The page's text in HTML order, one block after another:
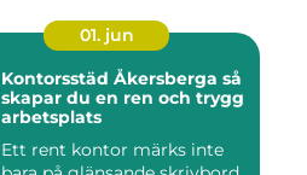
01. jun
Kontorsstäd Åkersberga så
skapar du en ren och trygg
arbetsplats
Ett rent kontor märks inte